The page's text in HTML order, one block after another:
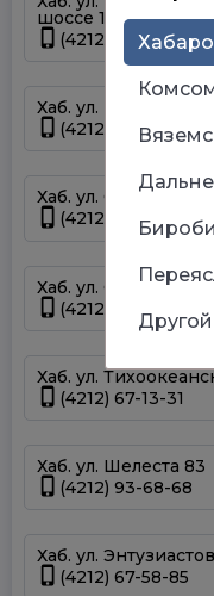
шоссе 13А
(4212) 69-93-93
Хаб. ул.
(4212) 63-22-47
Хаб. ул. Серышева 34
(4212) 47-44-66
Хаб. ул. Суворова 45
(4212) 50-67-37
Хаб. ул.
(4212) 67-13-31
Хаб. ул. Шелеста 83
(4212) 93-68-68
Хаб. ул. Энтузиастов
(4212) 67-58-85